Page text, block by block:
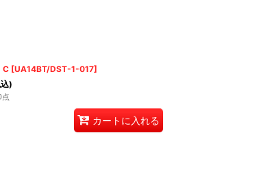
C [UA14BT/DST-1-017]
)
カートに入れる